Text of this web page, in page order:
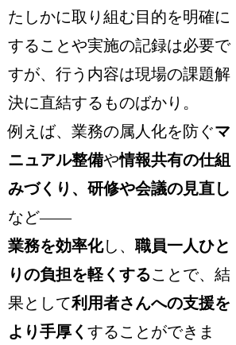
たしかに取り組む目的を明確に
することや実施の記録は必要で
すが、行う内容は現場の課題解
決に直結するものばかり。
例えば、業務の属人化を防ぐマ
ニュアル整備や情報共有の仕組
みづくり、研修や会議の見直し
など――
業務を効率化し、職員一人ひと
りの負担を軽くすることで、結
果として利用者さんへの支援を
より手厚くすることができま